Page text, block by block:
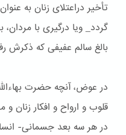
تأخیر دراعتلای زنان به
گردد_ ویا درگیری با مردان،
بالغ سالم عفیفی که ذکرش
در عوض، آنچه حضرت
قلوب و ارواح و افکار زنان و
در هر سه بعد جسمانی-